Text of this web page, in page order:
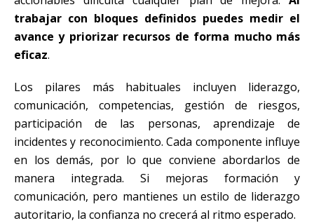
trabajar con bloques definidos puedes medir el
avance y priorizar recursos de forma mucho más
eficaz.
Los pilares más habituales incluyen liderazgo,
comunicación, competencias, gestión de riesgos,
participación de las personas, aprendizaje de
incidentes y reconocimiento. Cada componente influye
en los demás, por lo que conviene abordarlos de
manera integrada. Si mejoras formación y
comunicación, pero mantienes un estilo de liderazgo
autoritario, la confianza no crecerá al ritmo esperado.